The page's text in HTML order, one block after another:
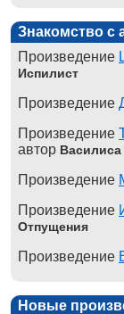
Знакомство с
Произведение
Испилист
Произведение
Произведение
автор
Произведение
Произведение
Отпущения
Произведение
Новые